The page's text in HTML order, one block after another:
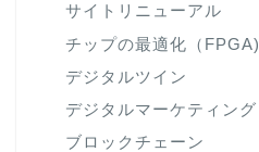
サイトリニューアル
チップの最適化（FPGA)
デジタルツイン
デジタルマーケティング
ブロックチェーン